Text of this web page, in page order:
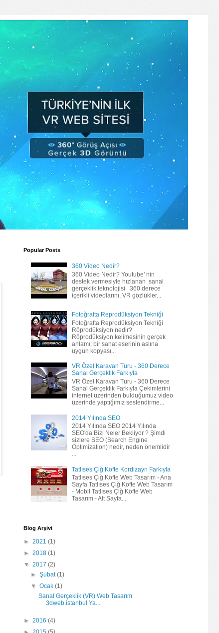
Popular Posts
360 Video Nedir?
360 Video Nedir? Youtube' nin
destek vermesiyle hızlanan sanal
gerçeklik teknolojisi 360 derece
içerikli videolarını, VR gözlükler...
Fotoğrafta Reprodüksiyon Tekniği
Fotoğrafta Reprodüksiyon Tekniği
Röprodüksiyon nedir?
Röprodüksiyon kelimesinin gerçek
anlamı; bir sanat eserinin aslına
uygun kopyası...
VR Özel Karavan Turu - 360 Derece
Sanal Gerçeklik Farkıyla
VR Özel Karavan Turu - 360 Derece
Sanal Gerçeklik Farkıyla Çekimlerini
internet üzerinden bulduğumuz video
üzerinde yaptığımız seslendirme...
2014 Yılında SEO
2014 Yılında SEO 2014 Yılında
SEO'da Bizi Neler Bekliyor ? Şimdi
sizlere SEO (Search Engine
Optimization) nedir, neden önemlidir
...
Tatlıses Çiğ Köfte Kordizayn Farkıyla
Tatlıses Çiğ Köfte Web Tasarım - Ana
Sayfa Tatlıses Çiğ Köfte Web Tasarım
- Mobil Tatlıses Çiğ Köfte Web
Tasarım - Alt Sayfa...
Blog Arşivi
► 2021 (1)
► 2018 (1)
▼ 2017 (2)
►Şubat(1)
▼Ocak(1)
Sanal Gerçeklik (VR) Web Tasarım
3dweb.istanbul Ya...
► 2016 (4)